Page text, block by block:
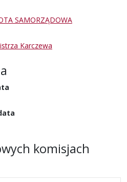
SAMORZĄDOWA
Karczewa
komisjach